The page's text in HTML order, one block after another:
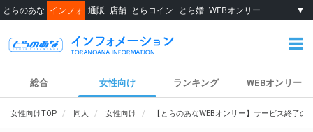
とらのあな インフォ 通販 店舗 とらコイン とら婚 WEBオンリー ▼
総合 女性向け ランキング WEBオンリー
女性向けTOP 同人 女性向け 【とらのあなWEBオンリー】サービス終了の